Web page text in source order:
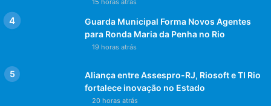
Guarda Municipal Forma Novos Agentes
para Ronda Maria da Penha no Rio
19 horas atrás
Aliança entre Assespro-RJ, Riosoft e TI Rio
fortalece inovação no Estado
20 horas atrás